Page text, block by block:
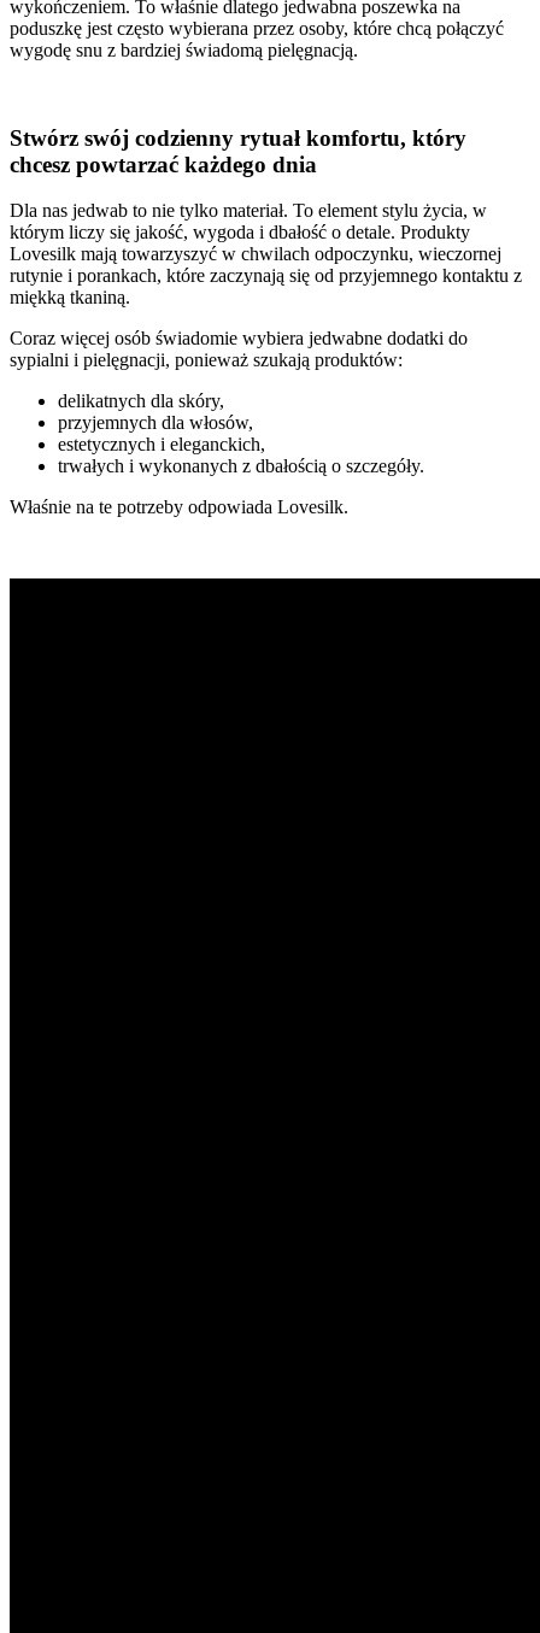
wykończeniem. To właśnie dlatego jedwabna poszewka na
poduszkę jest często wybierana przez osoby, które chcą połączyć
wygodę snu z bardziej świadomą pielęgnacją.
Stwórz swój codzienny rytuał komfortu, który
chcesz powtarzać każdego dnia
Dla nas jedwab to nie tylko materiał. To element stylu życia, w
którym liczy się jakość, wygoda i dbałość o detale. Produkty
Lovesilk mają towarzyszyć w chwilach odpoczynku, wieczornej
rutynie i porankach, które zaczynają się od przyjemnego kontaktu z
miękką tkaniną.
Coraz więcej osób świadomie wybiera jedwabne dodatki do
sypialni i pielęgnacji, ponieważ szukają produktów:
delikatnych dla skóry,
przyjemnych dla włosów,
estetycznych i eleganckich,
trwałych i wykonanych z dbałością o szczegóły.
Właśnie na te potrzeby odpowiada Lovesilk.